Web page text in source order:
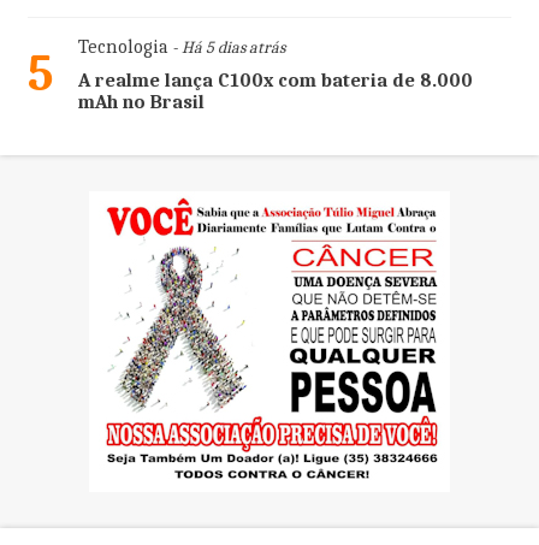
5 Tecnologia- Há 5 dias atrás
A realme lança C100x com bateria de 8.000
mAh no Brasil